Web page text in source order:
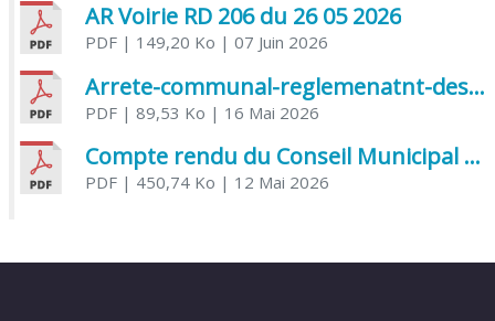
AR Voirie RD 206 du 26 05 2026
PDF| 149,20 Ko | 07 Juin 2026
Arrete-communal-reglemenatnt-des-bruits-de-voisinage-et-des-activites-bruyantes
PDF| 89,53 Ko | 16 Mai 2026
Compte rendu du Conseil Municipal du 06 mai 2026
PDF| 450,74 Ko | 12 Mai 2026